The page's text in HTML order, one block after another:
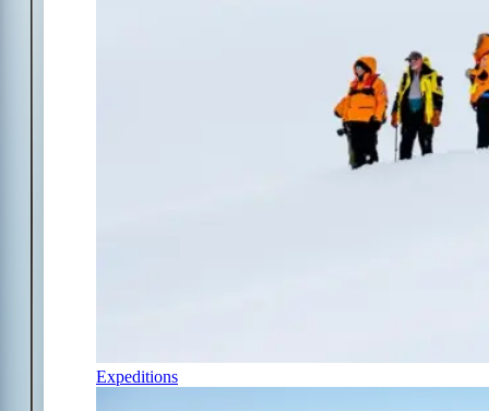
Expeditions